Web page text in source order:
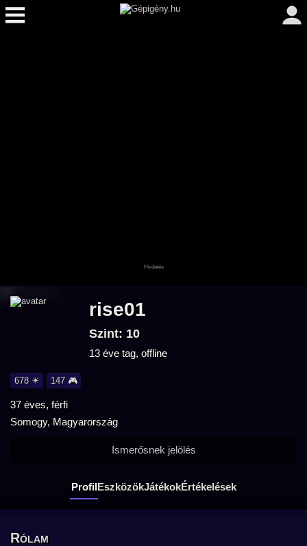
rise01
Szint: 10
13 éve tag, offline
678 ☀ 147 🎮
37 éves, férfi
Somogy, Magyarország
ProfilEszközökJátékokÉrtékelések
Ismerősnek jelölés
Rólam